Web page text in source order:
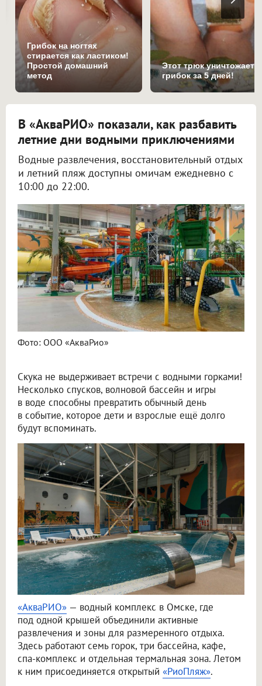
Грибок на ногтях
стирается как ластиком!
Простой домашний
метод
Этот трюк уничтожает
грибок за 5 дней!
В «АкваРИО» показали, как разбавить
летние дни водными приключениями
Водные развлечения, восстановительный отдых
и летний пляж доступны омичам ежедневно с
10:00 до 22:00.
Фото: ООО «АкваРио»
Скука не выдерживает встречи с водными горками!
Несколько спусков, волновой бассейн и игры
в воде способны превратить обычный день
в событие, которое дети и взрослые ещё долго
будут вспоминать.
«АкваРИО» — водный комплекс в Омске, где
под одной крышей объединили активные
развлечения и зоны для размеренного отдыха.
Здесь работают семь горок, три бассейна, кафе,
спа-комплекс и отдельная термальная зона. Летом
к ним присоединяется открытый «РиоПляж».